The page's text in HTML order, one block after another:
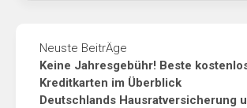
Neuste BeitrÄge
Keine Jahresgebühr! Beste
Kreditkarten im Überblick
Deutschlands Hausratversicherung